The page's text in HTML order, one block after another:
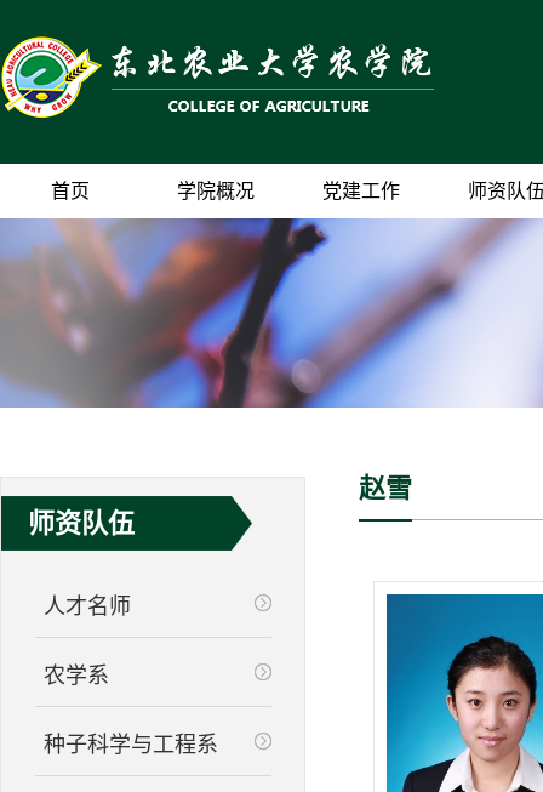
首页 学院概况 党建工作 师资队
师资队伍
人才名师
农学系
种子科学与工程系
赵雪